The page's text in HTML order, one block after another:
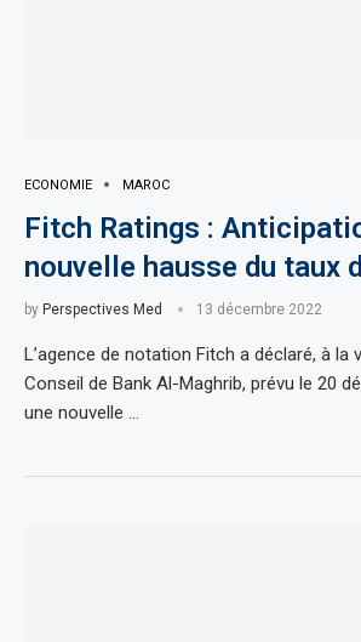
ECONOMIE MAROC
Fitch Ratings :
nouvelle hausse du taux
by Perspectives Med 13 décembre 2022
L’agence de notation Fitch a déclaré, à la
Conseil de Bank Al-Maghrib, prévu le 20
une nouvelle …